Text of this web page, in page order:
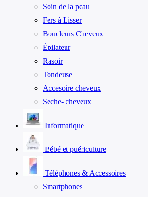
Soin de la peau
Fers à Lisser
Boucleurs Cheveux
Épilateur
Rasoir
Tondeuse
Accesoire cheveux
Séche- cheveux
Informatique
Bébé et puériculture
Téléphones & Accessoires
Smartphones